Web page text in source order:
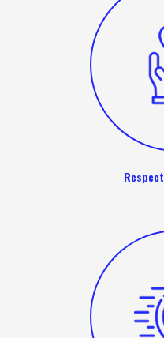
Respect